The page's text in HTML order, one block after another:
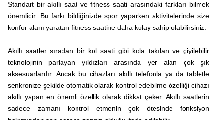
Standart bir akıllı saat ve fitness saati arasındaki farkları bilmek
önemlidir. Bu farkı bildiğinizde spor yaparken aktivitelerinde size
konfor alanı yaratan fitness saatine daha kolay sahip olabilirsiniz.
Akıllı saatler sıradan bir kol saati gibi kola takılan ve giyilebilir
teknolojinin parlayan yıldızları arasında yer alan çok şık
aksesuarlardır. Ancak bu cihazları akıllı telefonla ya da tabletle
senkronize şekilde otomatik olarak kontrol edebilme özelliği cihazı
akıllı yapan en önemli özellik olarak dikkat çeker. Akıllı saatlerin
sadece zamanı kontrol etmenin çok ötesinde fonksiyon